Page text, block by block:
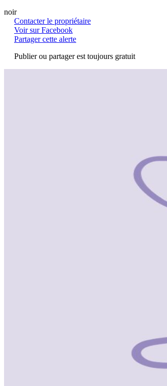
noir
Contacter le propriétaire
Voir sur Facebook
Partager cette alerte
Publier ou partager est toujours gratuit